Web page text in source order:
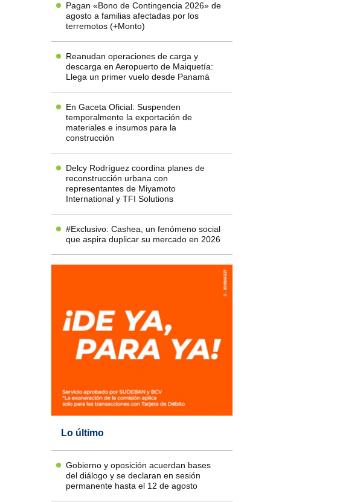
Pagan «Bono de Contingencia 2026» de
agosto a familias afectadas por los
terremotos (+Monto)
Reanudan operaciones de carga y
descarga en Aeropuerto de Maiquetía:
Llega un primer vuelo desde Panamá
En Gaceta Oficial: Suspenden
temporalmente la exportación de
materiales e insumos para la
construcción
Delcy Rodríguez coordina planes de
reconstrucción urbana con
representantes de Miyamoto
International y TFI Solutions
#Exclusivo: Cashea, un fenómeno social
que aspira duplicar su mercado en 2026
Lo último
Gobierno y oposición acuerdan bases
del diálogo y se declaran en sesión
permanente hasta el 12 de agosto